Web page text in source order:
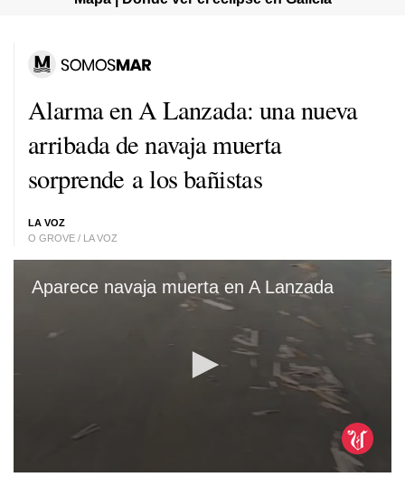
Alarma en A Lanzada: una nueva
arribada de navaja muerta
sorprende a los bañistas
LA VOZ
O GROVE / LA VOZ
Aparece navaja muerta en A Lanzada